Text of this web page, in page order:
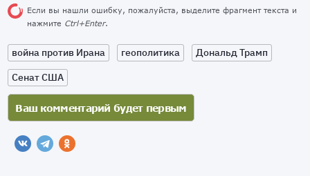
Если вы нашли ошибку, пожалуйста, выделите фрагмент текста и
нажмите Ctrl+Enter.
война против Ирана геополитика
Дональд Трамп
Сенат США